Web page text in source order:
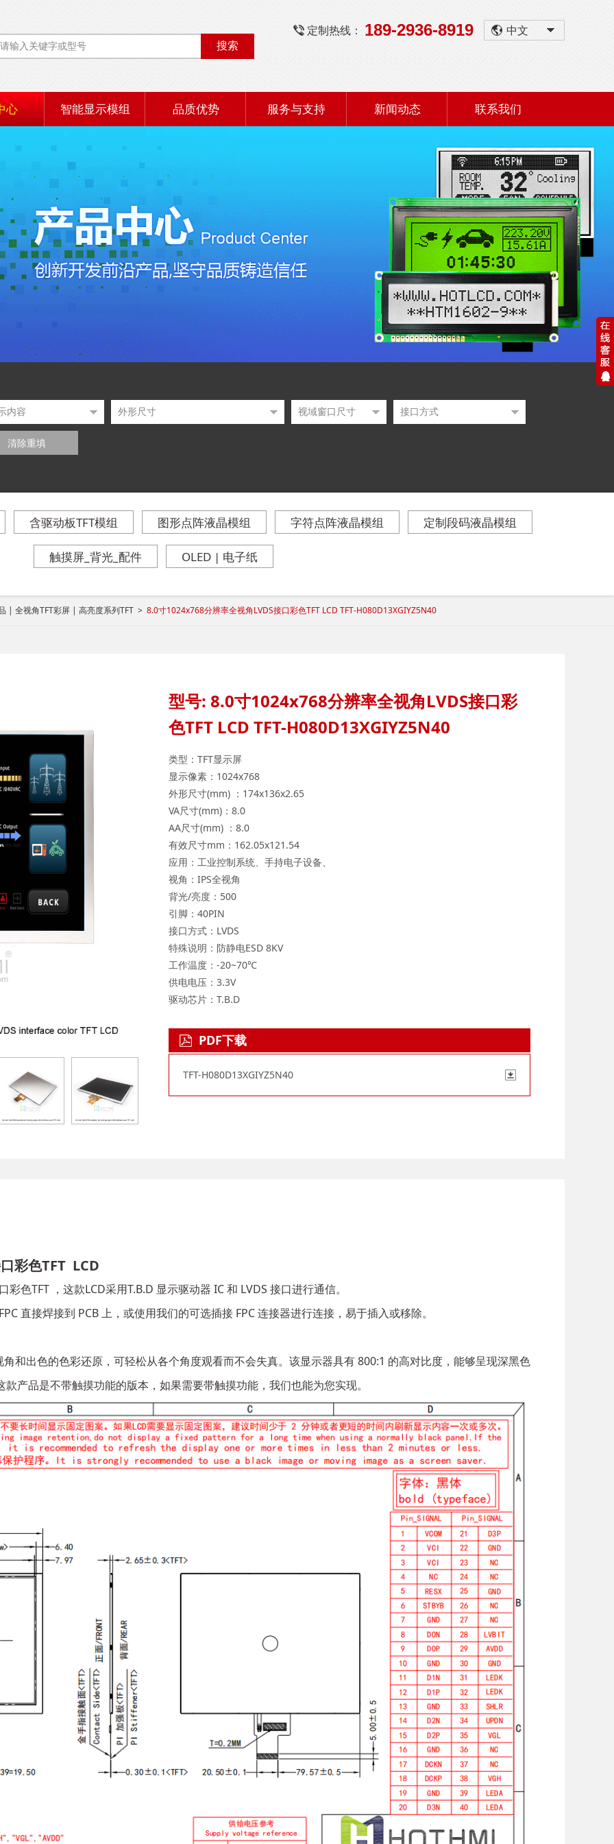
搜索
定制热线： 189-2936-8919 中文
心 智能显示模组 品质优势 服务与支持 新闻动态 联系我们
清除重填
含驱动板TFT模组 图形点阵液晶模组 字符点阵液晶模组 定制段码液晶模组
触摸屏_背光_配件 OLED | 电子纸
| 全视角TFT彩屏 | 高亮度系列TFT > 8.0寸1024x768分辨率全视角LVDS接口彩色TFT LCD TFT-H080D13XGIYZ5N40
型号: 8.0寸1024x768分辨率全视角LVDS接口彩
色TFT LCD TFT-H080D13XGIYZ5N40
类型：TFT显示屏
显示像素：1024x768
外形尺寸(mm) ：174x136x2.65
VA尺寸(mm)：8.0
AA尺寸(mm) ：8.0
有效尺寸mm：162.05x121.54
应用：工业控制系统、手持电子设备、
视角：IPS全视角
背光/亮度：500
引脚：40PIN
接口方式：LVDS
特殊说明：防静电ESD 8KV
工作温度：-20~70℃
供电电压：3.3V
驱动芯片：T.B.D
PDF下载
TFT-H080D13XGIYZ5N40
彩色TFT LCD
色TFT ，这款LCD采用T.B.D 显示驱动器 IC 和 LVDS 接口进行通信。
直接焊接到 PCB 上，或使用我们的可选插接 FPC 连接器进行连接，易于插入或移除。
和出色的色彩还原，可轻松从各个角度观看而不会失真。该显示器具有 800:1 的高对比度，能够呈现深黑色
产品是不带触摸功能的版本，如果需要带触摸功能，我们也能为您实现。